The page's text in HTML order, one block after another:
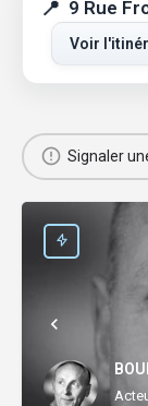
9 Rue
Voir
Signaler